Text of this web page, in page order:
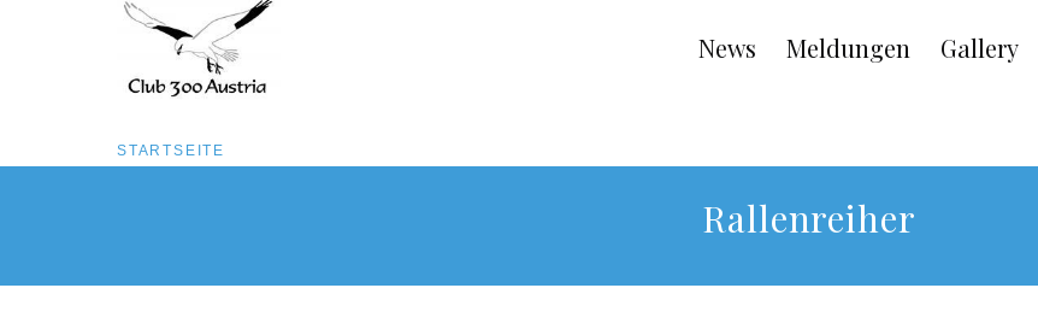
Inhalt
Main
navigation
News Meldungen Gallery
Pfadnavigation
STARTSEITE
Rallenreiher